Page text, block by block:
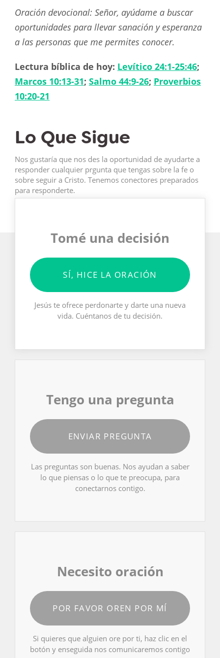
Oración devocional: Señor, ayúdame a buscar
oportunidades para llevar sanación y esperanza
a las personas que me permites conocer.
Lectura bíblica de hoy: Levítico 24:1-25:46;
Marcos 10:13-31; Salmo 44:9-26; Proverbios
10:20-21
Lo Que Sigue
Nos gustaría que nos des la oportunidad de ayudarte a
responder cualquier prgunta que tengas sobre la fe o
sobre seguir a Cristo. Tenemos conectores preparados
para responderte.
Tomé una decisión
SÍ, HICE LA ORACIÓN
Jesús te ofrece perdonarte y darte una nueva
vida. Cuéntanos de tu decisión.
Tengo una pregunta
ENVIAR PREGUNTA
Las preguntas son buenas. Nos ayudan a saber
lo que piensas o lo que te preocupa, para
conectarnos contigo.
Necesito oración
POR FAVOR OREN POR MÍ
Si quieres que alguien ore por ti, haz clic en el
botón y enseguida nos comunicaremos contigo